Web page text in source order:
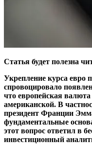
Статья будет полезна
Укрепление курса евро
спровоцировало
что европейская
американской. В
президент Франции
фундаментальные
этот вопрос ответил в
инвестиционный